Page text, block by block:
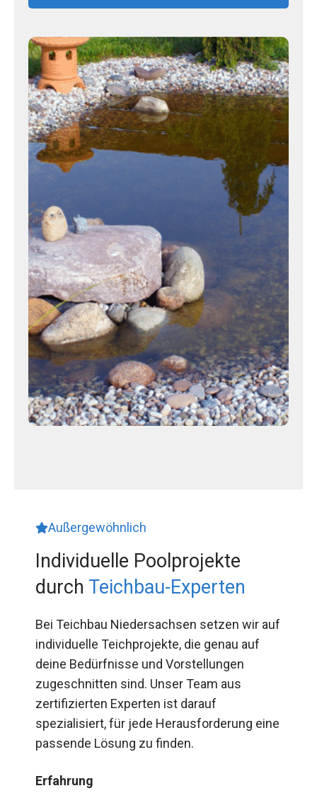
Außergewöhnlich
Individuelle Poolprojekte
durch Teichbau-Experten
Bei Teichbau Niedersachsen setzen wir auf
individuelle Teichprojekte, die genau auf
deine Bedürfnisse und Vorstellungen
zugeschnitten sind. Unser Team aus
zertifizierten Experten ist darauf
spezialisiert, für jede Herausforderung eine
passende Lösung zu finden.
Erfahrung